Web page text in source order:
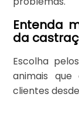
Entenda
da
Escolha
animais
clientes desde